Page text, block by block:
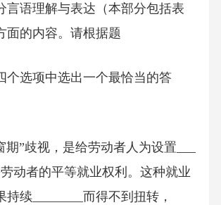
言语理解与表达（本部分包括表
面的内容。请根据题
个选项中选出一个最恰当的答
期”歧视，是给劳动者人为设置___
劳动者的平等就业权利。这种就业
续________而得不到扭转，